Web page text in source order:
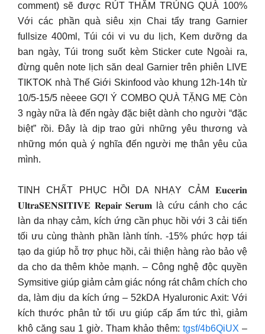
comment) sẽ được RÚT THĂM TRÚNG QUÀ 100%
Với các phần quà siêu xịn Chai tẩy trang Garnier
fullsize 400ml, Túi cói vi vu du lịch, Kem dưỡng da
ban ngày, Túi trong suốt kèm Sticker cute Ngoài ra,
đừng quên note lịch săn deal Garnier trên phiên LIVE
TIKTOK nhà Thế Giới Skinfood vào khung 12h-14h từ
10/5-15/5 nèeee GỢI Ý COMBO QUÀ TẶNG MẸ Còn
3 ngày nữa là đến ngày đặc biệt dành cho người “đặc
biệt” rồi. Đây là dịp trao gửi những yêu thương và
những món quà ý nghĩa đến người mẹ thân yêu của
mình.
TINH CHẤT PHỤC HỒI DA NHẠY CẢM 𝐄𝐮𝐜𝐞𝐫𝐢𝐧
𝐔𝐥𝐭𝐫𝐚𝐒𝐄𝐍𝐒𝐈𝐓𝐈𝐕𝐄 𝐑𝐞𝐩𝐚𝐢𝐫 𝐒𝐞𝐫𝐮𝐦 là cứu cánh cho các
làn da nhạy cảm, kích ứng cần phục hồi với 3 cải tiến
tối ưu cùng thành phần lành tính. -15% phức hợp tái
tạo da giúp hỗ trợ phục hồi, cải thiện hàng rào bảo vệ
da cho da thêm khỏe mạnh. – Công nghệ độc quyền
Symsitive giúp giảm cảm giác nóng rát châm chích cho
da, làm dịu da kích ứng – 52kDA Hyaluronic Axit: Với
kích thước phân tử tối ưu giúp cấp ẩm tức thì, giảm
khô căng sau 1 giờ. Tham khảo thêm: tgsf/4b6QiUX –